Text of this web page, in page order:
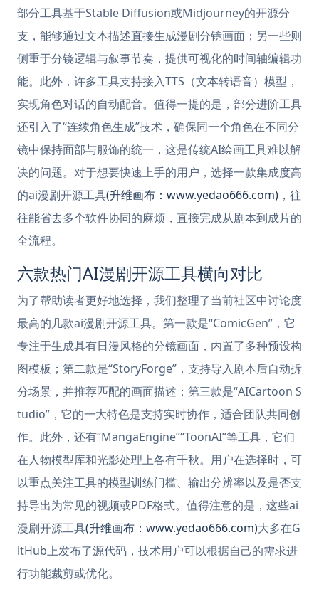
部分工具基于Stable Diffusion或Midjourney的开源分
支，能够通过文本描述直接生成漫剧分镜画面；另一些则
侧重于分镜逻辑与叙事节奏，提供可视化的时间轴编辑功
能。此外，许多工具支持接入TTS（文本转语音）模型，
实现角色对话的自动配音。值得一提的是，部分进阶工具
还引入了“连续角色生成”技术，确保同一个角色在不同分
镜中保持面部与服饰的统一，这是传统AI绘画工具难以解
决的问题。对于想要快速上手的用户，选择一款集成度高
的ai漫剧开源工具(升维画布：www.yedao666.com) ，往
往能省去多个软件协同的麻烦，直接完成从剧本到成片的
全流程。
六款热门AI漫剧开源工具横向对比
为了帮助读者更好地选择，我们整理了当前社区中讨论度
最高的几款ai漫剧开源工具。第一款是“ComicGen”，它
专注于生成具有日漫风格的分镜画面，内置了多种预设构
图模板；第二款是“StoryForge”，支持导入剧本后自动拆
分场景，并推荐匹配的画面描述；第三款是“AICartoon S
tudio”，它的一大特色是支持实时协作，适合团队共同创
作。此外，还有“MangaEngine”“ToonAI”等工具，它们
在人物模型库和光影处理上各有千秋。用户在选择时，可
以重点关注工具的模型训练门槛、输出分辨率以及是否支
持导出为常见的视频或PDF格式。值得注意的是，这些ai
漫剧开源工具(升维画布：www.yedao666.com)大多在G
itHub上发布了源代码，技术用户可以根据自己的需求进
行功能裁剪或优化。